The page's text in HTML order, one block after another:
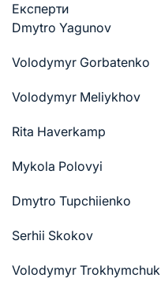
Експерти
Dmytro Yagunov
Volodymyr Gorbatenko
Volodymyr Meliykhov
Rita Haverkamp
Mykola Polovyi
Dmytro Tupchiienko
Serhii Skokov
Volodymyr Trokhymchuk